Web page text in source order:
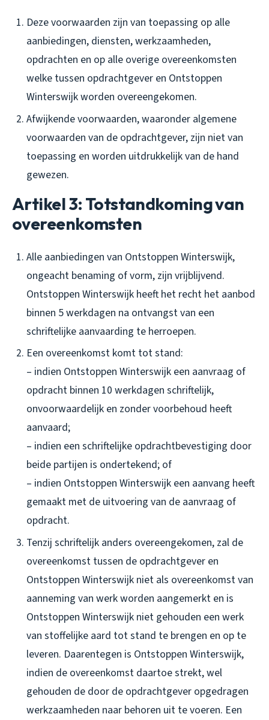
Deze voorwaarden zijn van toepassing op alle
aanbiedingen, diensten, werkzaamheden,
opdrachten en op alle overige overeenkomsten
welke tussen opdrachtgever en Ontstoppen
Winterswijk worden overeengekomen.
Afwijkende voorwaarden, waaronder algemene
voorwaarden van de opdrachtgever, zijn niet van
toepassing en worden uitdrukkelijk van de hand
gewezen.
Artikel 3: Totstandkoming van
overeenkomsten
Alle aanbiedingen van Ontstoppen Winterswijk,
ongeacht benaming of vorm, zijn vrijblijvend.
Ontstoppen Winterswijk heeft het recht het aanbod
binnen 5 werkdagen na ontvangst van een
schriftelijke aanvaarding te herroepen.
Een overeenkomst komt tot stand:
– indien Ontstoppen Winterswijk een aanvraag of
opdracht binnen 10 werkdagen schriftelijk,
onvoorwaardelijk en zonder voorbehoud heeft
aanvaard;
– indien een schriftelijke opdrachtbevestiging door
beide partijen is ondertekend; of
– indien Ontstoppen Winterswijk een aanvang heeft
gemaakt met de uitvoering van de aanvraag of
opdracht.
Tenzij schriftelijk anders overeengekomen, zal de
overeenkomst tussen de opdrachtgever en
Ontstoppen Winterswijk niet als overeenkomst van
aanneming van werk worden aangemerkt en is
Ontstoppen Winterswijk niet gehouden een werk
van stoffelijke aard tot stand te brengen en op te
leveren. Daarentegen is Ontstoppen Winterswijk,
indien de overeenkomst daartoe strekt, wel
gehouden de door de opdrachtgever opgedragen
werkzaamheden naar behoren uit te voeren. Een